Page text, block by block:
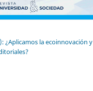
¿Aplicamos la ecoinnovación